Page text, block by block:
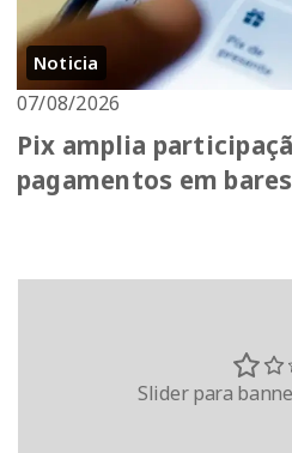
Noticia
07/08/2026
Pix amplia
pagamentos em
Slider para